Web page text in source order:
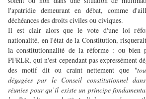
l'apatridie demeurant en débat, comme
déchéances des droits civiles ou civiques.
Il est clair alors que le vote d'une loi
nationalité, en l'état de la Constitution,
la constitutionnalité de la réforme : ou bien
PFRLR, qui n'est cependant pas expressément
des motif dit ou craint nettement que
dégagées par le Conseil constitutionnel
réunies pour qu’il existe un principe